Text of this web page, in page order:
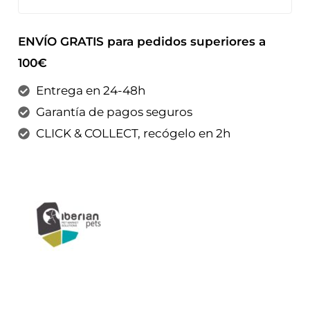
ENVÍO GRATIS para pedidos superiores a
100€
Entrega en 24-48h
Garantía de pagos seguros
CLICK & COLLECT, recógelo en 2h